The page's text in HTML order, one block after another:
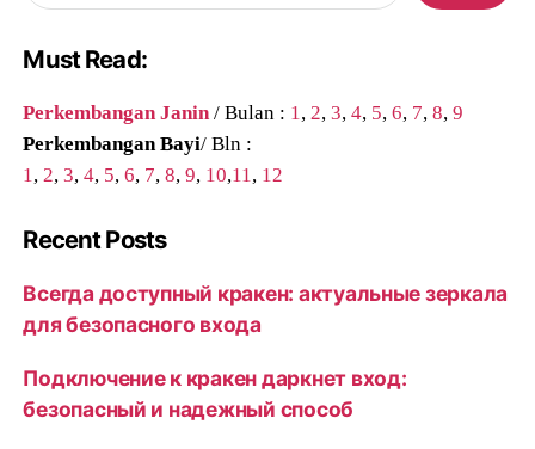
Must Read:
Perkembangan Janin/ Bulan : 1,2,3,4, 5,6, 7,8,9
Perkembangan Bayi/ Bln :
1,2,3,4, 5,6, 7,8,9, 10,11, 12
Recent Posts
Всегда доступный кракен: актуальные зеркала
для безопасного входа
Подключение к кракен даркнет вход:
безопасный и надежный способ